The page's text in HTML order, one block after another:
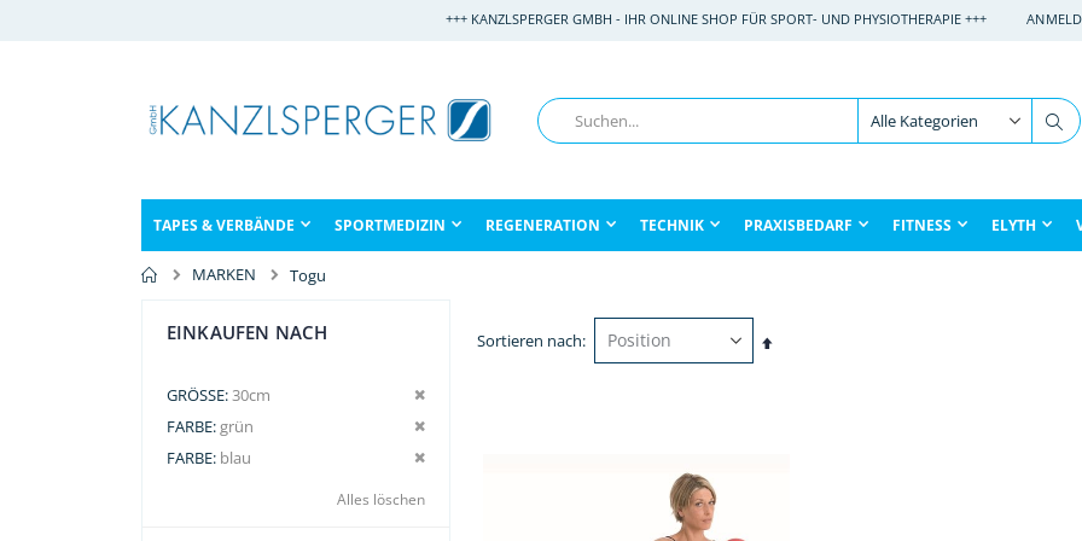
+++ KANZLSPERGER GMBH - IHR ONLINE SHOP FÜR SPORT- UND PHYSIOTHERAPIE +++
Suche
TAPES & VERBÄNDE SPORTMEDIZIN REGENERATION TECHNIK PRAXISBEDARF FITNESS ELYTH
MARKEN Togu
Sortieren nach
In
EINKAUFEN NACH
GRÖSSE 30cm
Dies entfernen
FARBE grün
Dies entfernen
FARBE blau Dies entfernen
Alles löschen